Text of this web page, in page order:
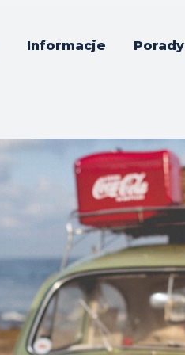
Informacje Porady